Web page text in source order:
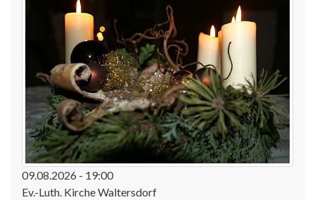
09.08.2026 - 19:00
Ev.-Luth. Kirche Waltersdorf